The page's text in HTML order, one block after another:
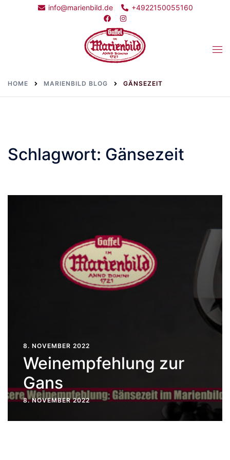
info@marienbild.de +4922150055160
HOME MARIENBILD BLOG GÄNSEZEIT
Schlagwort: Gänsezeit
8. NOVEMBER 2022
Weinempfehlung zur
Gans
8. NOVEMBER 2022